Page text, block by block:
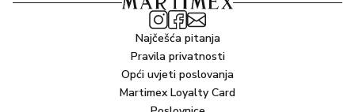
Najčešća pitanja
Pravila privatnosti
Opći uvjeti poslovanja
Martimex Loyalty Card